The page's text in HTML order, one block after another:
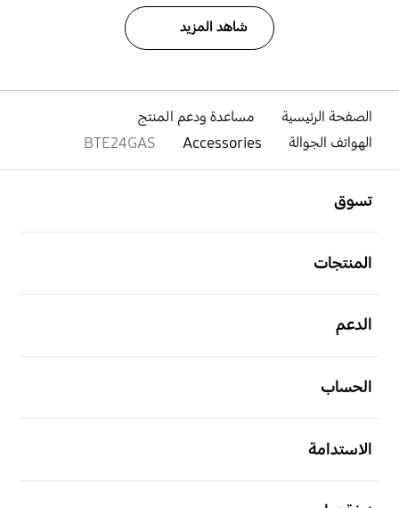
شاهد المزيد
الصفحة الرئيسية
مساعدة ودعم المنتج
الهواتف الجوالة
Accessories
BTE24GAS
تسوق
المنتجات
الدعم
الحساب
الاستدامة